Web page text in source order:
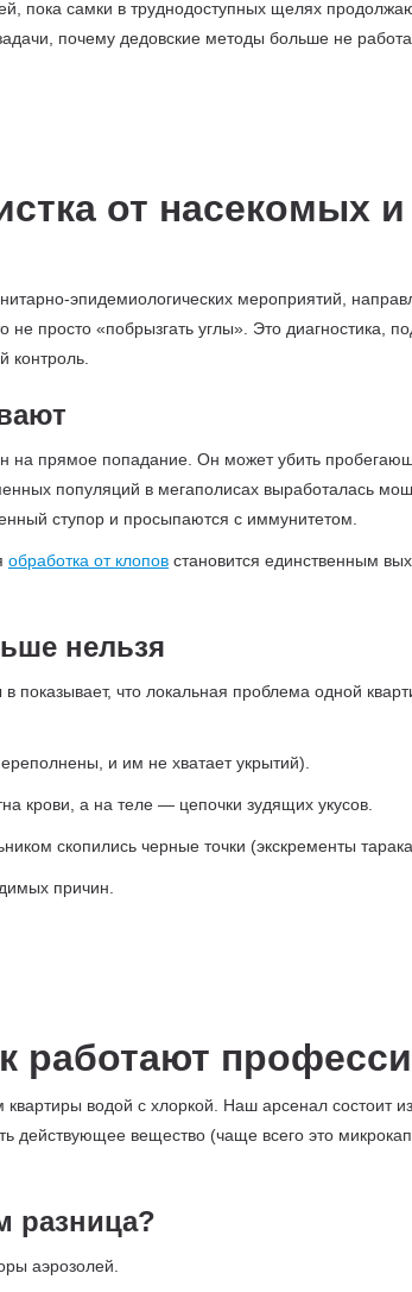
пока самки в труднодоступных щелях
почему дедовские методы больше не
от насекомых
эпидемиологических мероприятий,
просто «побрызгать углы». Это диагностика,
контроль.
на прямое попадание. Он может убить
популяций в мегаполисах выработалась
ступор и просыпаются с иммунитетом.
обработка от клопов становится единственным
нельзя
что локальная проблема одной
и им не хватает укрытий).
крови, а на теле — цепочки зудящих укусов.
скопились черные точки (экскременты
причин.
работают
водой с хлоркой. Наш арсенал состоит
действующее вещество (чаще всего это
разница?
аэрозолей.